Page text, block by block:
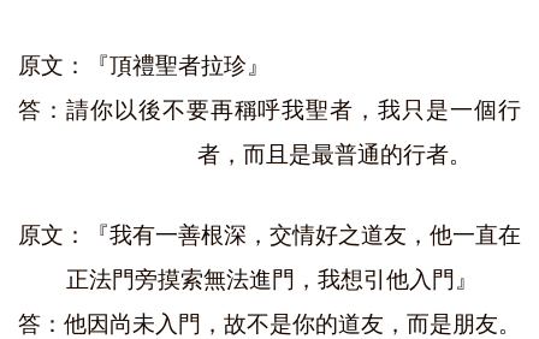
原文：『頂禮聖者拉珍』
答：請你以後不要再稱呼我聖者，我只是一個行
者，而且是最普通的行者。
原文：『我有一善根深，交情好之道友，他一直在
正法門旁摸索無法進門，我想引他入門』
答：他因尚未入門，故不是你的道友，而是朋友。